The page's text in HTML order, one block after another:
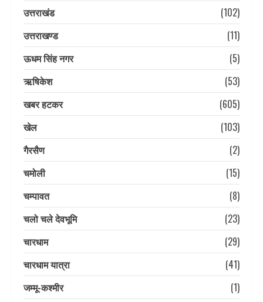
उत्तराखंड
(102)
उत्तराखण्ड
(11)
ऊधम सिंह नगर
(5)
ऋषिकेश
(53)
खबर हटकर
(605)
खेल
(103)
गैरसैण
(2)
चमोली
(15)
चम्पावत
(8)
चलो चले देवभूमि
(23)
चारधाम
(29)
चारधाम यात्रा
(41)
जम्मू-कश्मीर
(1)